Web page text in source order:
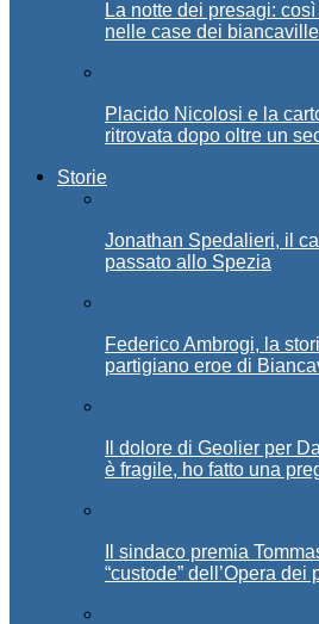
La notte dei presagi:
nelle case dei
Placido Nicolosi e la
ritrovata dopo oltre un
Storie
Jonathan Spedalieri, il
passato allo Spezia
Federico Ambrogi, la
partigiano eroe di
Il dolore di Geolier per
è fragile, ho fatto una
Il sindaco premia
“custode” dell’Opera dei